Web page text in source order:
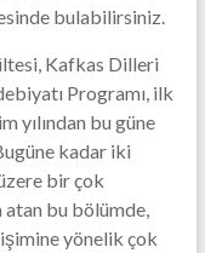
bulabilirsiniz.
Kafkas Dilleri
Programı, ilk
yılından bu güne
kadar iki
bir çok
bu bölümde,
yönelik çok